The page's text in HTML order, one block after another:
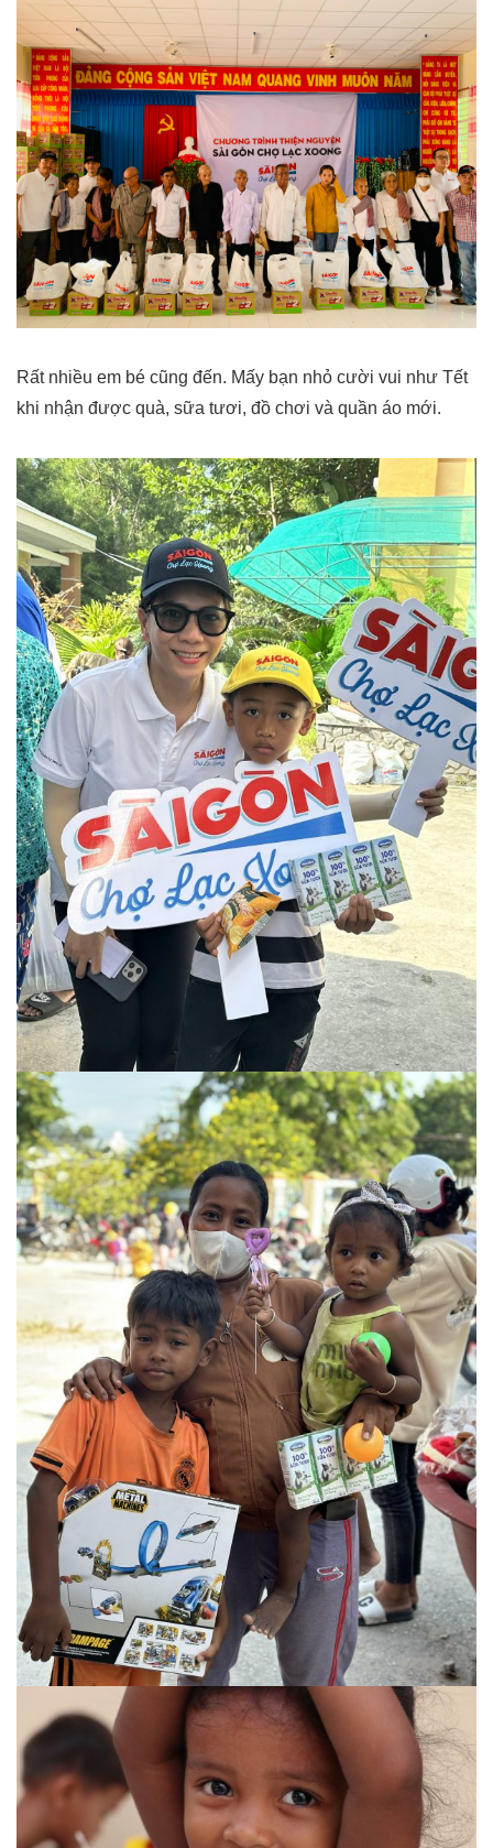
Rất nhiều em bé cũng đến. Mấy bạn nhỏ cười vui như Tết
khi nhận được quà, sữa tươi, đồ chơi và quần áo mới.